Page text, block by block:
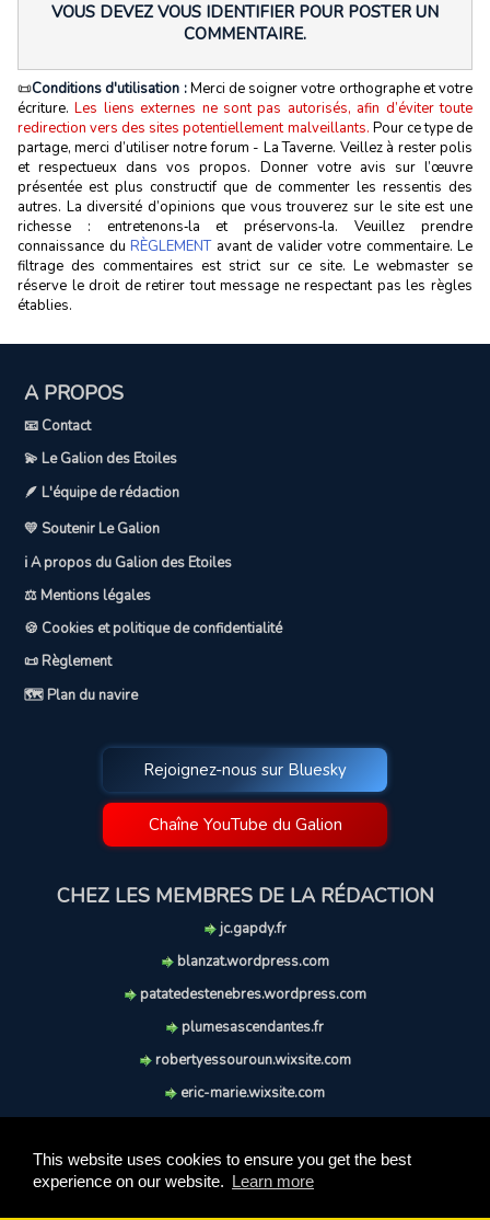
This website uses cookies to ensure you get the best
experience on our website. Learn more
VOUS DEVEZ VOUS IDENTIFIER POUR POSTER UN
COMMENTAIRE.
📜Conditions d'utilisation :Merci de soigner votre orthographe et votre
écriture.Les liens externes ne sont pas autorisés, afin d’éviter toute
redirection vers des sites potentiellement malveillants. Pour ce type de
partage, merci d’utiliser notre forum - La Taverne. Veillez à rester polis
et respectueux dans vos propos. Donner votre avis sur l’œuvre
présentée est plus constructif que de commenter les ressentis des
autres. La diversité d’opinions que vous trouverez sur le site est une
richesse : entretenons‑la et préservons‑la. Veuillez prendre
connaissance du RÈGLEMENTavant de valider votre commentaire. Le
filtrage des commentaires est strict sur ce site. Le webmaster se
réserve le droit de retirer tout message ne respectant pas les règles
établies.
A PROPOS
📧 Contact
💫 Le Galion des Etoiles
🪶 L'équipe de rédaction
💛 Soutenir Le Galion
ℹ️ A propos du Galion des Etoiles
⚖️ Mentions légales
🍪 Cookies et politique de confidentialité
📜 Règlement
🗺️ Plan du navire
Rejoignez-nous sur Bluesky
Chaîne YouTube du Galion
CHEZ LES MEMBRES DE LA RÉDACTION
jc.gapdy.fr
blanzat.wordpress.com
patatedestenebres.wordpress.com
plumesascendantes.fr
robertyessouroun.wixsite.com
eric-marie.wixsite.com
soufflereve.blogspot.com